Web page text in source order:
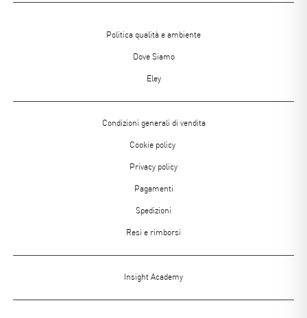
Politica qualità e ambiente
Dove Siamo
Eley
Condizioni generali di vendita
Cookie policy
Privacy policy
Pagamenti
Spedizioni
Resi e rimborsi
Footer
Insight Academy